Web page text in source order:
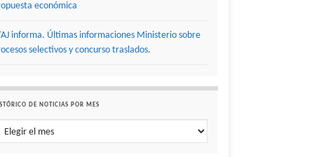
económica
informa. Últimas informaciones Ministerio sobre
selectivos y concurso traslados.
DE NOTICIAS POR MES
de noticias por mes